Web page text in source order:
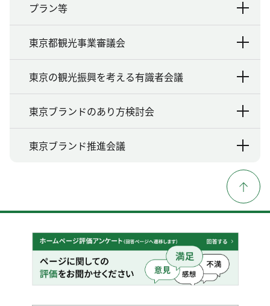
プラン等
東京都観光事業審議会
東京の観光振興を考える有識者会議
東京ブランドのあり方検討会
東京ブランド推進会議